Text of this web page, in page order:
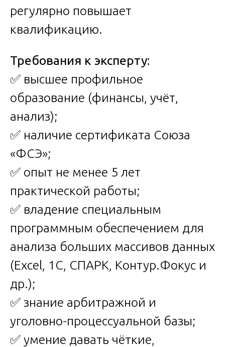
регулярно повышает
квалификацию.
Требования к эксперту:
✅ высшее профильное
образование (финансы, учёт,
анализ);
✅ наличие сертификата Союза
«ФСЭ»;
✅ опыт не менее 5 лет
практической работы;
✅ владение специальным
программным обеспечением для
анализа больших массивов данных
(Excel, 1С, СПАРК, Контур.Фокус и
др.);
✅ знание арбитражной и
уголовно-процессуальной базы;
✅ умение давать чёткие,